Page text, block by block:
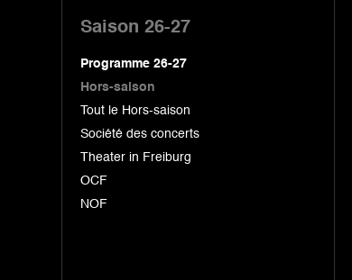
Saison 26-27
Programme 26-27
Hors-saison
Tout le Hors-saison
Société des concerts
Theater in Freiburg
OCF
NOF